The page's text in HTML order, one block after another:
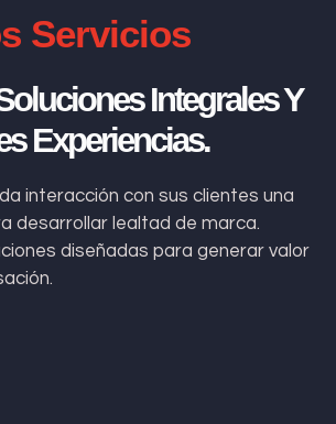
Servicios
Integrales Y
Experiencias.
interacción con sus clientes una
desarrollar lealtad de marca.
diseñadas para generar valor